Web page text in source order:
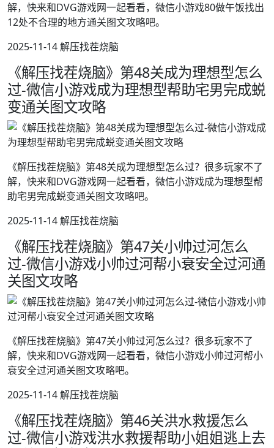
解，快来和DVG游戏网一起看看，微信小游戏80做午饭找出
12处不合理的地方通关图文攻略吧。
2025-11-14 解压找茬烧脑
《解压找茬烧脑》第48关成为理想型怎么
过-微信小游戏成为理想型帮助宅男完成蜕
变通关图文攻略
《解压找茬烧脑》第48关成为理想型怎么过？很多玩家不了
解，快来和DVG游戏网一起看看，微信小游戏成为理想型帮
助宅男完成蜕变通关图文攻略吧。
2025-11-14 解压找茬烧脑
《解压找茬烧脑》第47关小帅过河怎么
过-微信小游戏小帅过河帮小衰安全过河通
关图文攻略
《解压找茬烧脑》第47关小帅过河怎么过？很多玩家不了
解，快来和DVG游戏网一起看看，微信小游戏小帅过河帮小
衰安全过河通关图文攻略吧。
2025-11-14 解压找茬烧脑
《解压找茬烧脑》第46关洪水救援怎么
过-微信小游戏洪水救援帮助小姐姐逃上去